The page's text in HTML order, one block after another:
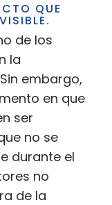
QUE
de los
la
embargo,
en que
ser
no se
durante el
no
de la